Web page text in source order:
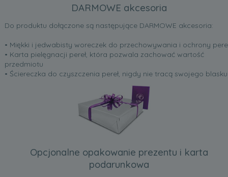
DARMOWE akcesoria
Do produktu dołączone są następujące DARMOWE akcesoria:
• Miękki i jedwabisty woreczek do przechowywania i ochrony
• Karta pielęgnacji pereł, która pozwala zachować wartość
przedmiotu
• Ściereczka do czyszczenia pereł, nigdy nie tracą swojego
Opcjonalne opakowanie prezentu i karta
podarunkowa